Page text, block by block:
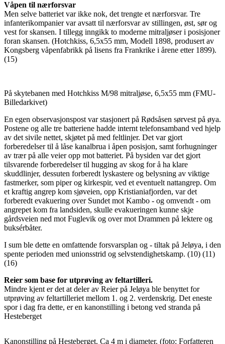
Våpen til nærforsvar
Men selve batteriet var ikke nok, det trengte et nærforsvar. Tre
infanterikompanier var avsatt til nærforsvar av stillingen, øst, sør og
vest for skansen. I tillegg inngikk to moderne mitraljøser i posisjoner
foran skansen. (Hotchkiss, 6,5x55 mm, Modell 1898, produsert av
Kongsberg våpenfabrikk på lisens fra Frankrike i årene etter 1899).
(15)
På skytebanen med Hotchkiss M/98 mitraljøse, 6,5x55 mm (FMU-
Billedarkivet)
En egen observasjonspost var stasjonert på Rødsåsen sørvest på øya.
Postene og alle tre batteriene hadde internt telefonsamband ved hjelp
av det sivile nettet, skjøtet på med feltlinjer. Det var gjort
forberedelser til å låse kanalbrua i åpen posisjon, samt forhugninger
av trær på alle veier opp mot batteriet. På bysiden var det gjort
tilsvarende forberedelser til hugging av skog for å ha klare
skuddlinjer, dessuten forberedt lyskastere og belysning av viktige
fastmerker, som piper og kirkespir, ved et eventuelt nattangrep. Om
et kraftig angrep kom sjøveien, opp Kristianiafjorden, var det
forberedt evakuering over Sundet mot Kambo - og omvendt - om
angrepet kom fra landsiden, skulle evakueringen kunne skje
gårdsveien ned mot Fuglevik og over mot Drammen på lektere og
buksérbåter.
I sum ble dette en omfattende forsvarsplan og - tiltak på Jeløya, i den
spente perioden med unionsstrid og selvstendighetskamp. (10) (11)
(16)
Reier som base for utprøving av feltartilleri.
Mindre kjent er det at deler av Reier på Jeløya ble benyttet for
utprøving av feltartilleriet mellom 1. og 2. verdenskrig. Det eneste
spor i dag fra dette, er en kanonstilling i betong ved stranda på
Hesteberget
Kanonstilling på Hesteberget. Ca 4 m i diameter. (foto: Forfatteren